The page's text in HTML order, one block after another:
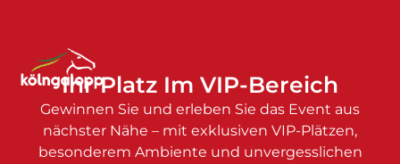
Ihr Platz Im VIP-Bereich
Gewinnen Sie und erleben Sie das Event aus
nächster Nähe – mit exklusiven VIP-Plätzen,
besonderem Ambiente und unvergesslichen